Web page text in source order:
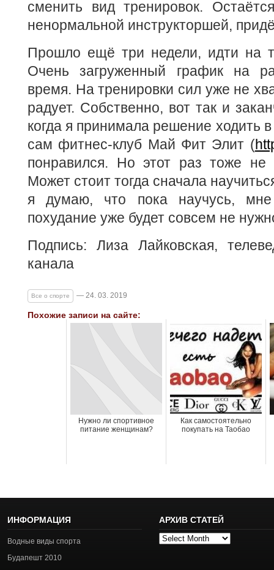
сменить вид тренировок.
ненормальной инструкторшей,
Прошло ещё три недели, идти на
Очень загруженный график на
время. На тренировки сил уже не
радует. Собственно, вот так и
когда я принимала решение ходить
сам фитнес-клуб Май Фит Элит (
понравился. Но этот раз тоже не
Может стоит тогда сначала
я думаю, что пока научусь,
похудание уже будет совсем не
Подпись: Лиза Лайковская,
канала
Все о спорте — 24. 03. 2019
Похожие записи на сайте:
Нужно ли спортивное
питание женщинам?
Как самостоятельно
покупать на Таобао
ИНФОРМАЦИЯ
Водные виды спорта
Будапешт 2010
АРХИВ СТАТЕЙ
Архив